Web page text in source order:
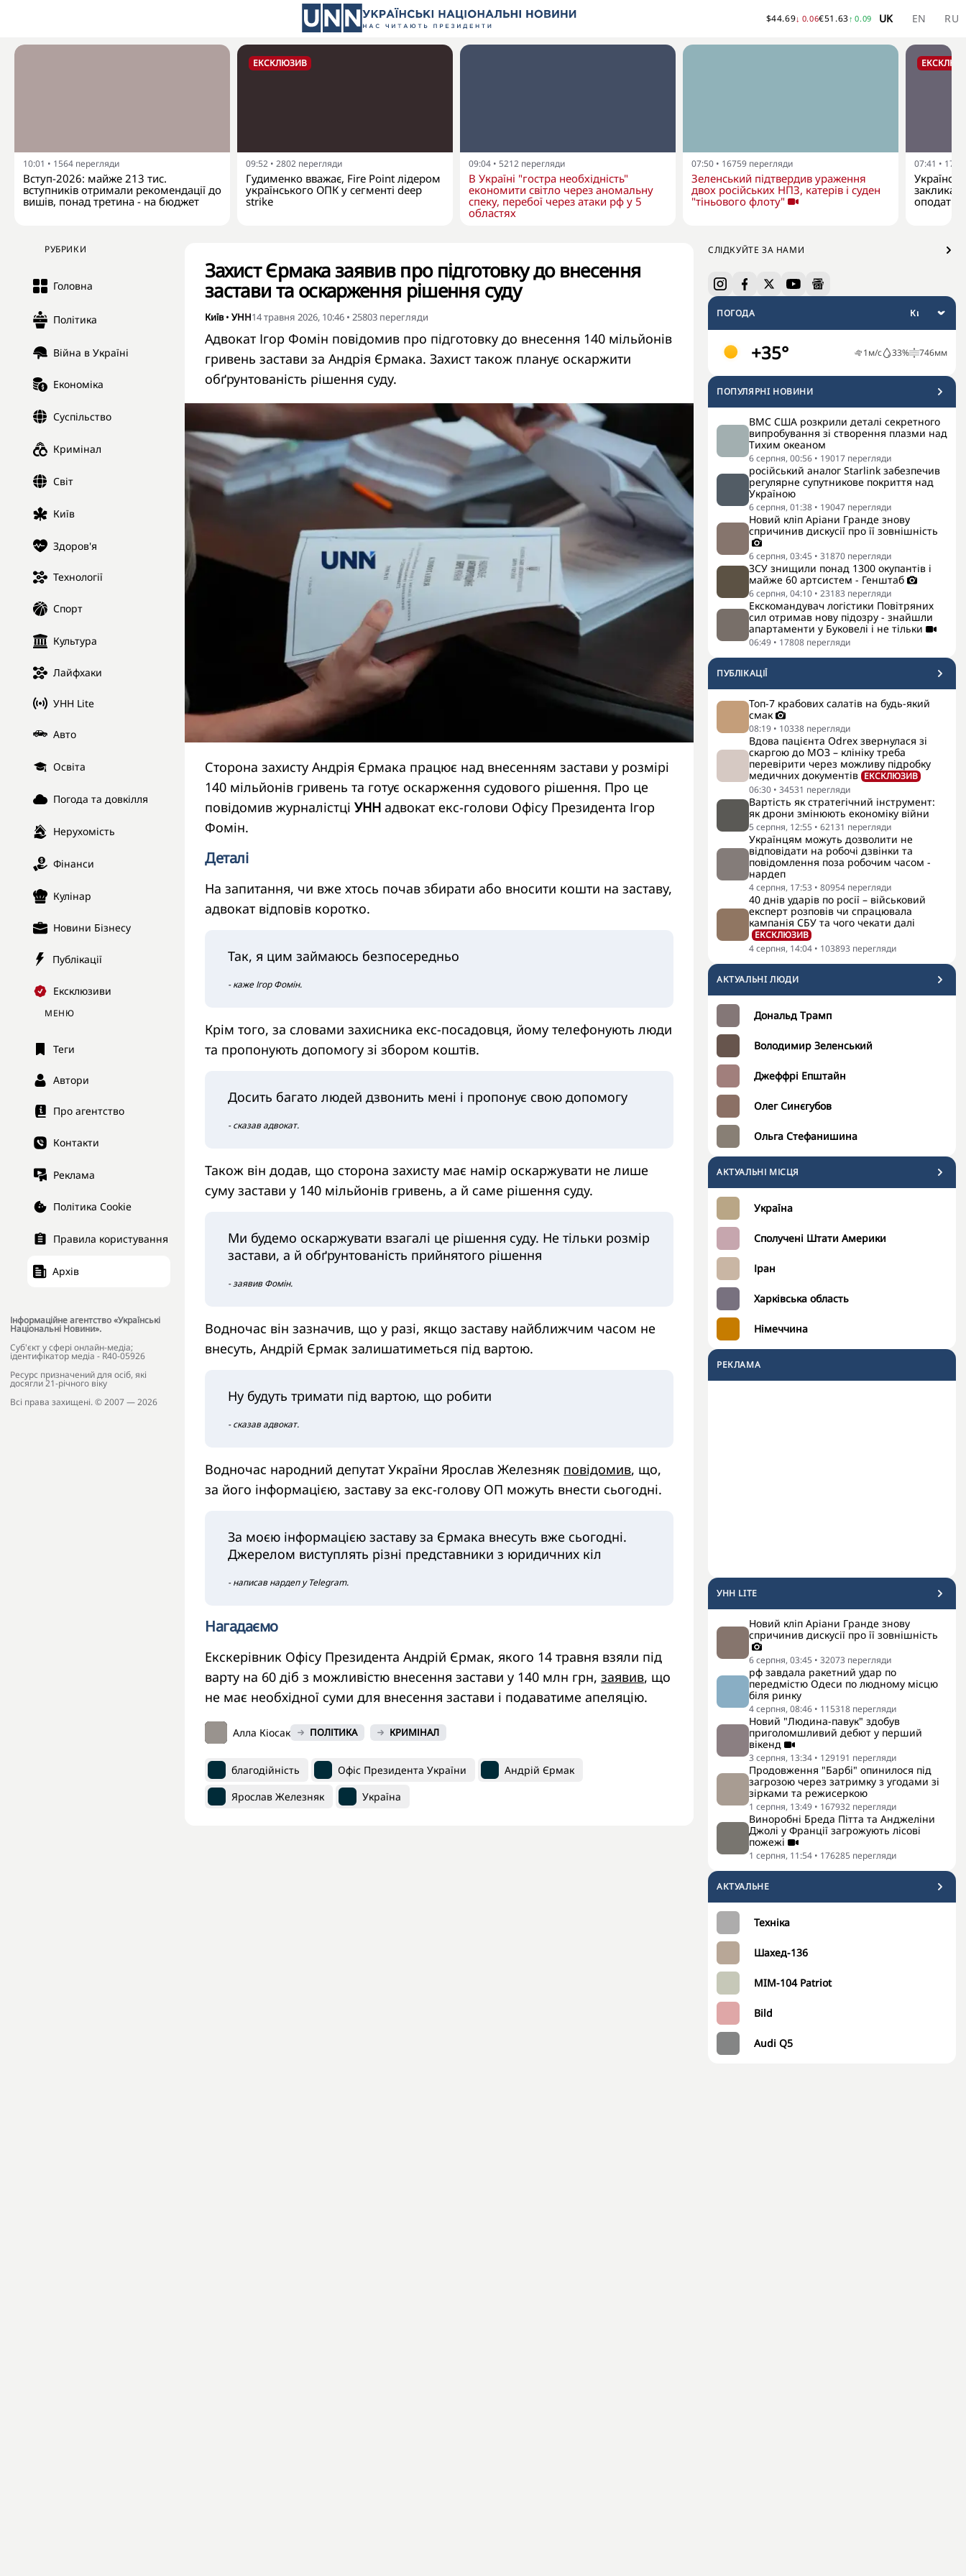
$44.69↓ 0.06€51.63↑ 0.09 UK EN RU
10:01 • 1564 перегляди
Вступ-2026: майже 213 тис.
вступників отримали рекомендації до
вишів, понад третина - на бюджет
ЕКСКЛЮЗИВ
09:52 • 2802 перегляди
Гудименко вважає, Fire Point лідером
українського ОПК у сегменті deep
strike
09:04 • 5212 перегляди
В Україні "гостра необхідність"
економити світло через аномальну
спеку, перебої через атаки рф у 5
областях
07:50 • 16759 перегляди
Зеленський підтвердив ураження
двох російських НПЗ, катерів і суден
"тіньового флоту"
07:41 •
закликає
РУБРИКИ
Головна
Політика
Війна в Україні
Економіка
Суспільство
Кримінал
Світ
Київ
Здоров'я
Технології
Спорт
Культура
Лайфхаки
УНН Lite
Авто
Освіта
Погода та довкілля
Нерухомість
Фінанси
Кулінар
Новини Бізнесу
Публікації
Ексклюзиви
МЕНЮ
Теги
Автори
Про агентство
Контакти
Реклама
Політика Cookie
Правила користування
Архів
Інформаційне агентство «Українські
Національні Новини».
Cуб'єкт у сфері онлайн-медіа;
ідентифікатор медіа - R40-05926
Ресурс призначений для осіб, які
досягли 21-річного віку
Всі права захищені. © 2007 — 2026
СЛІДКУЙТЕ ЗА НАМИ
ПОГОДА
+35° 1м/с 33% 746мм
ПОПУЛЯРНI НОВИНИ
ВМС США розкрили деталі секретного
випробування зі створення плазми над
Тихим океаном
6 серпня, 00:56 • 19017 перегляди
російський аналог Starlink забезпечив
регулярне супутникове покриття над
Україною
6 серпня, 01:38 • 19047 перегляди
Новий кліп Аріани Гранде знову
спричинив дискусії про її зовнішність
6 серпня, 03:45 • 31870 перегляди
ЗСУ знищили понад 1300 окупантів і
майже 60 артсистем - Генштаб
6 серпня, 04:10 • 23183 перегляди
Екскомандувач логістики Повітряних
сил отримав нову підозру - знайшли
апартаменти у Буковелі і не тільки
06:49 • 17808 перегляди
ПУБЛІКАЦІЇ
Топ-7 крабових салатів на будь-який
смак
08:19 • 10338 перегляди
Вдова пацієнта Odrex звернулася зі
скаргою до МОЗ – клініку треба
перевірити через можливу підробку
медичних документів ЕКСКЛЮЗИВ
06:30 • 34531 перегляди
Вартість як стратегічний інструмент:
як дрони змінюють економіку війни
5 серпня, 12:55 • 62131 перегляди
Українцям можуть дозволити не
відповідати на робочі дзвінки та
повідомлення поза робочим часом -
нардеп
4 серпня, 17:53 • 80954 перегляди
40 днів ударів по росії – військовий
експерт розповів чи спрацювала
кампанія СБУ та чого чекати далі
ЕКСКЛЮЗИВ
4 серпня, 14:04 • 103893 перегляди
АКТУАЛЬНI ЛЮДИ
Дональд Трамп
Володимир Зеленський
Джеффрі Епштайн
Олег Синєгубов
Ольга Стефанишина
АКТУАЛЬНІ МІСЦЯ
Україна
Сполучені Штати Америки
Іран
Харківська область
Німеччина
РЕКЛАМА
УНН LITE
Новий кліп Аріани Гранде знову
спричинив дискусії про її зовнішність
6 серпня, 03:45 • 32073 перегляди
рф завдала ракетний удар по
передмістю Одеси по людному місцю
біля ринку
4 серпня, 08:46 • 115318 перегляди
Новий "Людина-павук" здобув
приголомшливий дебют у перший
вікенд
3 серпня, 13:34 • 129191 перегляди
Продовження "Барбі" опинилося під
загрозою через затримку з угодами зі
зірками та режисеркою
1 серпня, 13:49 • 167932 перегляди
Виноробні Бреда Пітта та Анджеліни
Джолі у Франції загрожують лісові
пожежі
1 серпня, 11:54 • 176285 перегляди
АКТУАЛЬНЕ
Техніка
Шахед-136
MIM-104 Patriot
Bild
Audi Q5
Захист Єрмака заявив про підготовку до внесення
застави та оскарження рішення суду
Київ• УНН14 травня 2026, 10:46 • 25803 перегляди
Адвокат Ігор Фомін повідомив про підготовку до внесення 140 мільйонів
гривень застави за Андрія Єрмака. Захист також планує оскаржити
обґрунтованість рішення суду.
Сторона захисту Андрія Єрмака працює над внесенням застави у розмірі
140 мільйонів гривень та готує оскарження судового рішення. Про це
повідомив журналістці УНН адвокат екс-голови Офісу Президента Ігор
Фомін.
Деталі
На запитання, чи вже хтось почав збирати або вносити кошти на заставу,
адвокат відповів коротко.
Так, я цим займаюсь безпосередньо
- каже Ігор Фомін.
Крім того, за словами захисника екс-посадовця, йому телефонують люди
та пропонують допомогу зі збором коштів.
Досить багато людей дзвонить мені і пропонує свою допомогу
- сказав адвокат.
Також він додав, що сторона захисту має намір оскаржувати не лише
суму застави у 140 мільйонів гривень, а й саме рішення суду.
Ми будемо оскаржувати взагалі це рішення суду. Не тільки розмір
застави, а й обґрунтованість прийнятого рішення
- заявив Фомін.
Водночас він зазначив, що у разі, якщо заставу найближчим часом не
внесуть, Андрій Єрмак залишатиметься під вартою.
Ну будуть тримати під вартою, що робити
- сказав адвокат.
Водночас народний депутат України Ярослав Железняк повідомив, що,
за його інформацією, заставу за екс-голову ОП можуть внести сьогодні.
За моєю інформацією заставу за Єрмака внесуть вже сьогодні.
Джерелом виступлять різні представники з юридичних кіл
- написав нардеп у Telegram.
Нагадаємо
Екскерівник Офісу Президента Андрій Єрмак, якого 14 травня взяли під
варту на 60 діб з можливістю внесення застави у 140 млн грн, заявив, що
не має необхідної суми для внесення застави і подаватиме апеляцію.
Алла Кіосак ПОЛІТИКА КРИМІНАЛ
благодійність Офіс Президента України
Андрій Єрмак
Ярослав Железняк
Україна